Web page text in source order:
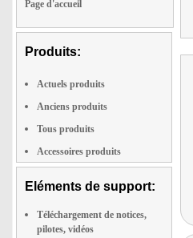
Page d'accueil
Produits:
Actuels produits
Anciens produits
Tous produits
Accessoires produits
Eléments de support:
Téléchargement de notices,
pilotes, vidéos